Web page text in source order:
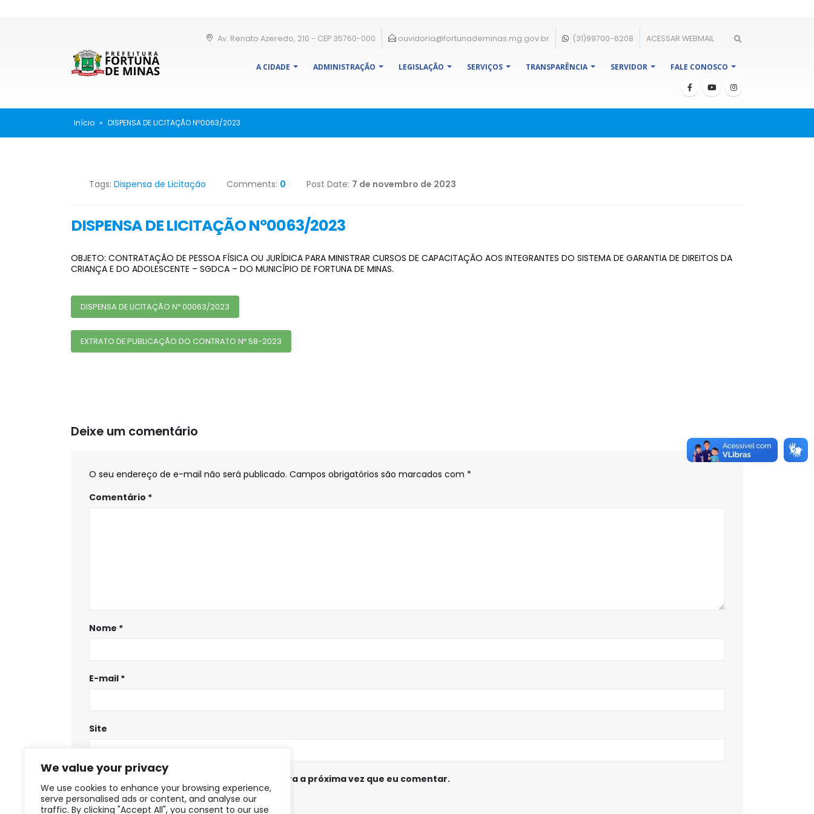
We value your privacy
We use cookies to enhance your browsing experience,
serve personalised ads or content, and analyse our
traffic. By clicking "Accept All", you consent to our use
Av. Renato Azeredo, 210 - CEP 35760-000 ouvidoria@fortunademinas.mg.gov.br (31)99700-6208 ACESSAR WEBMAIL
A CIDADE ADMINISTRAÇÃO LEGISLAÇÃO SERVIÇOS TRANSPARÊNCIA SERVIDOR FALE CONOSCO
Início » DISPENSA DE LICITAÇÃO Nº0063/2023
Tags: Dispensa de Licitação Comments: 0 Post Date: 7 de novembro de 2023
DISPENSA DE LICITAÇÃO Nº0063/2023
OBJETO: CONTRATAÇÃO DE PESSOA FÍSICA OU JURÍDICA PARA MINISTRAR CURSOS DE CAPACITAÇÃO AOS INTEGRANTES DO SISTEMA DE GARANTIA DE DIREITOS DA
CRIANÇA E DO ADOLESCENTE – SGDCA – DO MUNICÍPIO DE FORTUNA DE MINAS.
DISPENSA DE LICITAÇÃO Nº 00063/2023
EXTRATO DE PUBLICAÇÃO DO CONTRATO Nº 58-2023
Deixe um comentário
O seu endereço de e-mail não será publicado. Campos obrigatórios são marcados com *
Comentário *
Nome *
E-mail *
Site
Salvar meus dados neste navegador para a próxima vez que eu comentar.